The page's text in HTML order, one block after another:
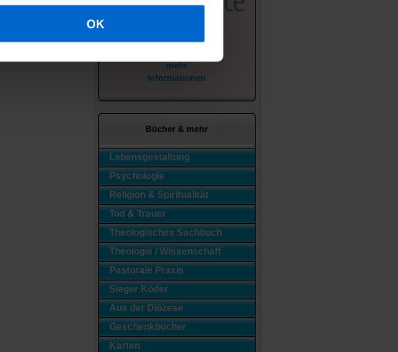
OK
mehr
Informationen
Bücher & mehr
Lebensgestaltung
Psychologie
Religion & Spiritualität
Tod & Trauer
Theologisches Sachbuch
Theologie / Wissenschaft
Pastorale Praxis
Sieger Köder
Aus der Diözese
Geschenkbücher
Karten